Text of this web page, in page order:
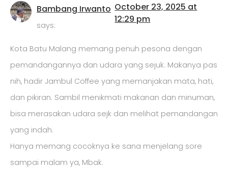
Bambang Irwanto
says:
October 23, 2025 at
12:29 pm
Kota Batu Malang memang penuh pesona dengan
pemandangannya dan udara yang sejuk. Makanya pas
nih, hadir Jambul Coffee yang memanjakan mata, hati,
dan pikiran. Sambil menikmati makanan dan minuman,
bisa merasakan udara sejk dan melihat pemandangan
yang indah.
Hanya memang cocoknya ke sana menjelang sore
sampai malam ya, Mbak.